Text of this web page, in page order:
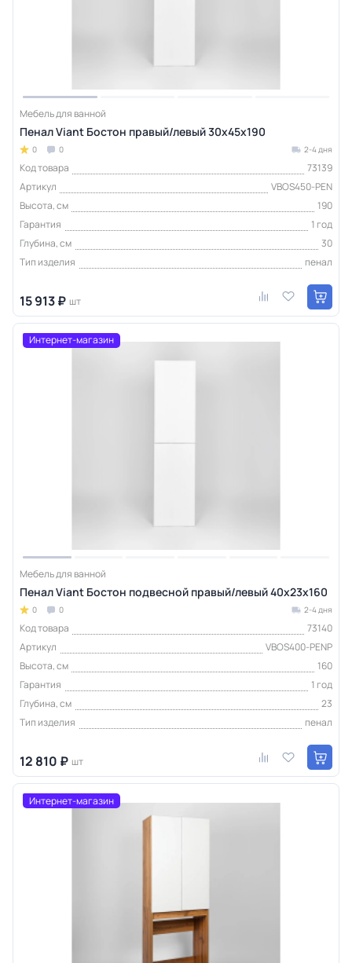
Мебель для ванной
Пенал Viant Бостон правый/левый 30х45х190
0 0 2-4 дня
Код товара
73139
Артикул
VBOS450-PEN
Высота, см
190
Гарантия
1 год
Глубина, см
30
Тип изделия
пенал
15 913 ₽ шт
Интернет-магазин
Мебель для ванной
Пенал Viant Бостон подвесной правый/левый 40x23x160
0 0 2-4 дня
Код товара
73140
Артикул
VBOS400-PENP
Высота, см
160
Гарантия
1 год
Глубина, см
23
Тип изделия
пенал
12 810 ₽ шт
Интернет-магазин